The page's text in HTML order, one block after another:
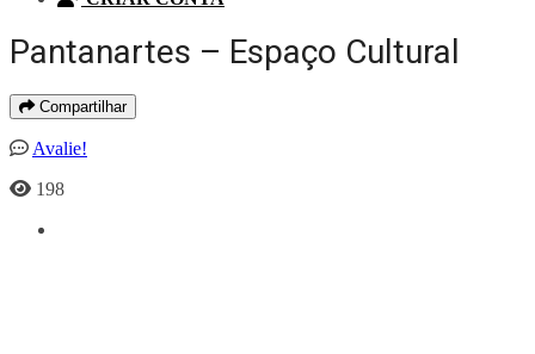
Pantanartes – Espaço Cultural
Compartilhar
Avalie!
198